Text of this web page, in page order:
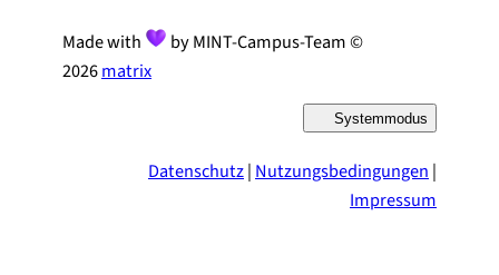
Made with
by MINT-Campus-Team ©
2026matrix
Systemmodus
D
s
e
Datenschutz| Nutzungsbedingungen |
Impressum